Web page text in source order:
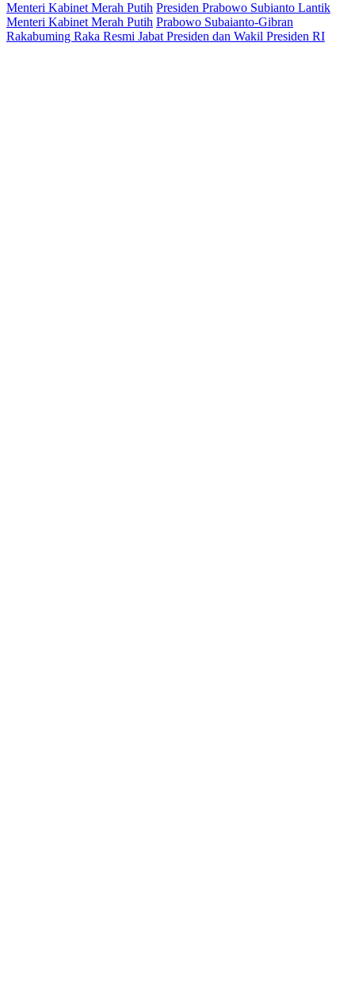
Menteri Kabinet Merah Putih Presiden Prabowo Subianto Lantik
Menteri Kabinet Merah Putih Prabowo Subaianto-Gibran
Rakabuming Raka Resmi Jabat Presiden dan Wakil Presiden RI